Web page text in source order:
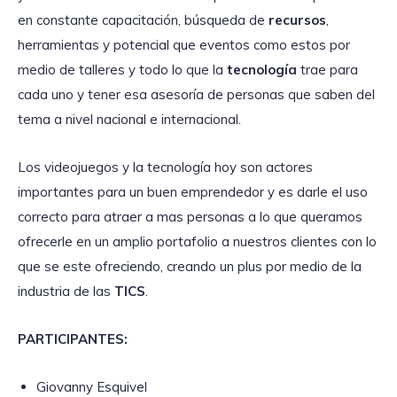
en constante capacitación, búsqueda de recursos
herramientas y potencial que eventos como estos por
medio de talleres y todo lo que la tecnología trae para
cada uno y tener esa asesoría de personas que saben del
tema a nivel nacional e internacional.
Los videojuegos y la tecnología hoy son actores
importantes para un buen emprendedor y es darle el uso
correcto para atraer a mas personas a lo que queramos
ofrecerle en un amplio portafolio a nuestros clientes con lo
que se este ofreciendo, creando un plus por medio de la
industria de las TICS
PARTICIPANTES:
Giovanny Esquivel